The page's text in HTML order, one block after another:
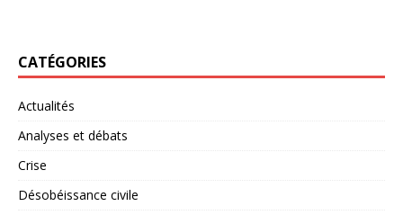
CATÉGORIES
Actualités
Analyses et débats
Crise
Désobéissance civile